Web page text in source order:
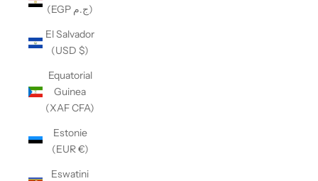
(EGP ج.م)
El Salvador
(USD $)
Equatorial
Guinea
(XAF CFA)
Estonie
(EUR €)
Eswatini